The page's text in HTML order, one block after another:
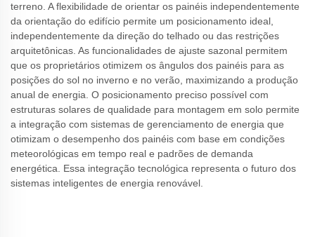
terreno. A flexibilidade de orientar os painéis independentemente
da orientação do edifício permite um posicionamento ideal,
independentemente da direção do telhado ou das restrições
arquitetônicas. As funcionalidades de ajuste sazonal permitem
que os proprietários otimizem os ângulos dos painéis para as
posições do sol no inverno e no verão, maximizando a produção
anual de energia. O posicionamento preciso possível com
estruturas solares de qualidade para montagem em solo permite
a integração com sistemas de gerenciamento de energia que
otimizam o desempenho dos painéis com base em condições
meteorológicas em tempo real e padrões de demanda
energética. Essa integração tecnológica representa o futuro dos
sistemas inteligentes de energia renovável.